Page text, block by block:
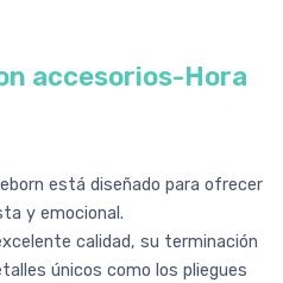
accesorios-Hora
está diseñado para ofrecer
y emocional.
calidad, su terminación
únicos como los pliegues